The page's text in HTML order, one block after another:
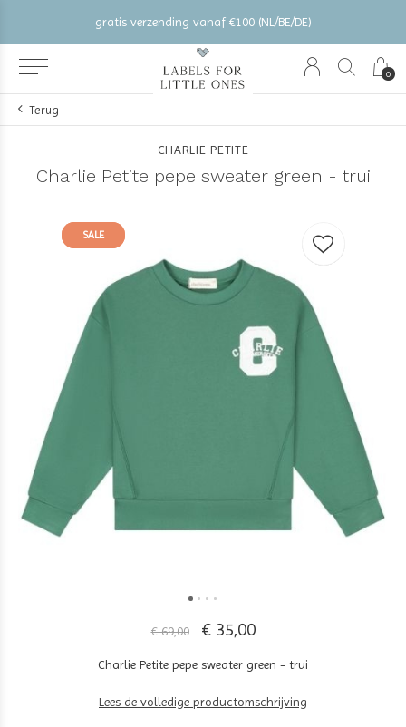
0
gratis verzending vanaf €100 (NL/BE/DE)
Terug
CHARLIE PETITE
Charlie Petite pepe sweater green - trui
SALE
SALE
€ 69,00 € 35,00
Charlie Petite pepe sweater green - trui
Lees de volledige productomschrijving